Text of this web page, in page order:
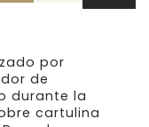
por
de
durante la
cartulina